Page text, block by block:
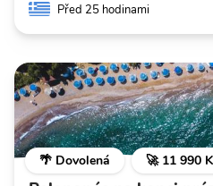
Před 25 hodinami
🌴 Dovolená 🚀 11 990